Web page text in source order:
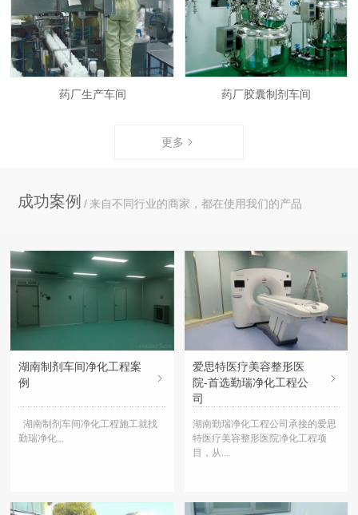
药厂生产车间 药厂胶囊制剂车间
更多
成功案例 来自不同行业的商家，都在使用我们的产品
湖南制剂车间净化工程案
例
湖南制剂车间净化工程施工就找
勤瑞净化...
爱思特医疗美容整形医
院-首选勤瑞净化工程公
司
湖南勤瑞净化工程公司承接的爱思
特医疗美容整形医院净化工程项
目，从...